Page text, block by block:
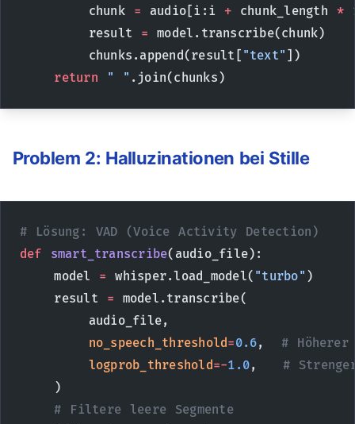
        chunk
= audio[i:i + chunk_length *
        result
= model.transcribe(chunk)
        chunks.append(result[
"text" ])
    return
" " .join(chunks)
Problem 2: Halluzinationen bei Stille
# Lösung: VAD (Voice Activity Detection)
def smart_transcribe(audio_file):
    model
= whisper.load_model( "turbo" )
    result
= model.transcribe(
        audio_file,
        no_speech_threshold
=0.6, # Höherer
        logprob_threshold
=-1.0, #
    )
    # Filtere leere Segmente